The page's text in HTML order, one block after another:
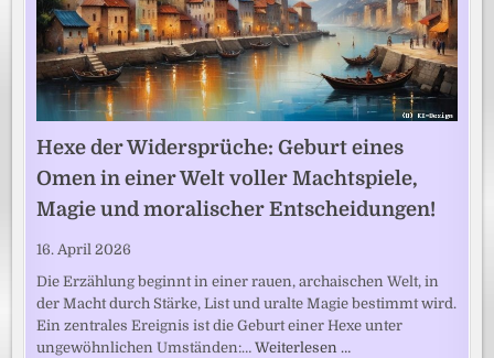
Hexe der Widersprüche: Geburt eines
Omen in einer Welt voller Machtspiele,
Magie und moralischer Entscheidungen!
16. April 2026
Die Erzählung beginnt in einer rauen, archaischen Welt, in
der Macht durch Stärke, List und uralte Magie bestimmt wird.
Ein zentrales Ereignis ist die Geburt einer Hexe unter
ungewöhnlichen Umständen:…Weiterlesen …